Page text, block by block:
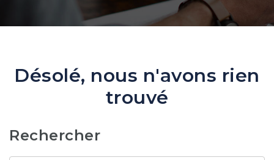
Désolé, nous n'avons rien
trouvé
Rechercher